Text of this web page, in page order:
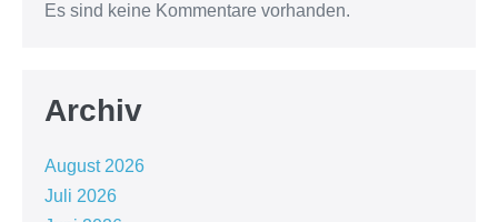
Es sind keine Kommentare vorhanden.
Archiv
August 2026
Juli 2026